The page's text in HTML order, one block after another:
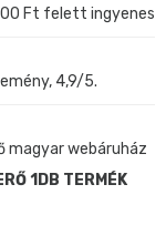
Ft felett ingyenes
4,9/5.
magyar webáruház
1DB TERMÉK